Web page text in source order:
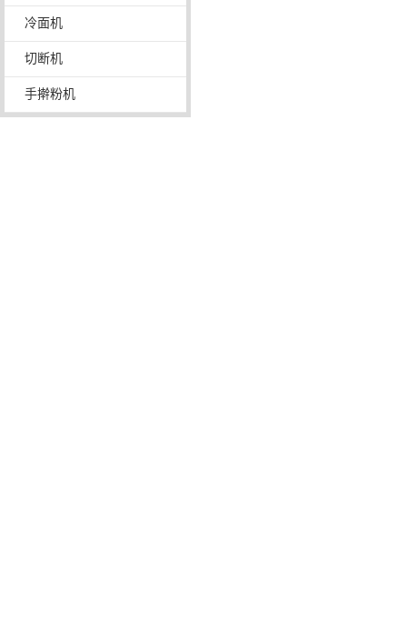
冷面机
切断机
手擀粉机